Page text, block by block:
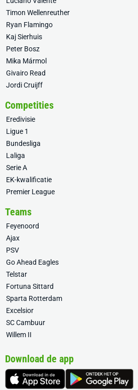
Timon Wellenreuther
Ryan Flamingo
Kaj Sierhuis
Peter Bosz
Mika Mármol
Givairo Read
Jordi Cruijff
Competities
Eredivisie
Ligue 1
Bundesliga
Laliga
Serie A
EK-kwalificatie
Premier League
Teams
Feyenoord
Ajax
PSV
Go Ahead Eagles
Telstar
Fortuna Sittard
Sparta Rotterdam
Excelsior
SC Cambuur
Willem II
Download de app